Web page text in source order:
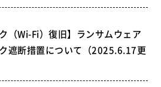
（Wi-Fi）復旧】ランサムウェア
遮断措置について（2025.6.17更